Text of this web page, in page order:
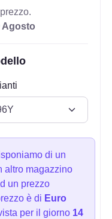
Agosto
di un
altro magazzino
un prezzo
è di Euro
per il giorno 14